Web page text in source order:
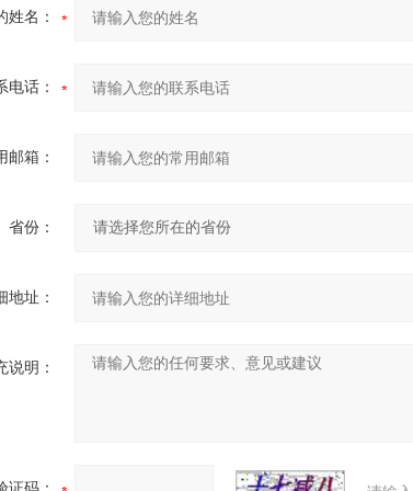
姓名：
电话：
邮箱：
省份：
地址：
说明：